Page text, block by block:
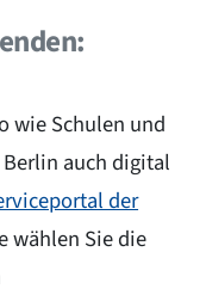
wie Schulen und
auch digital
der
wählen Sie die